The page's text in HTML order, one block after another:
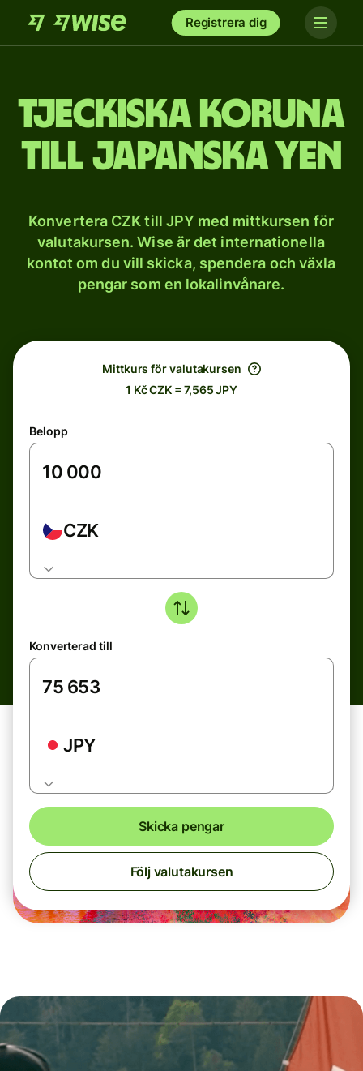
Registrera dig
Tjeckiska koruna
till japanska yen
Konvertera CZK till JPY med mittkursen för
valutakursen. Wise är det internationella
kontot om du vill skicka, spendera och växla
pengar som en lokalinvånare.
Mittkurs för valutakursen
1 Kč CZK = 7,565 JPY
Belopp
CZK
Konverterad till
JPY
Skicka pengar
Följ valutakursen